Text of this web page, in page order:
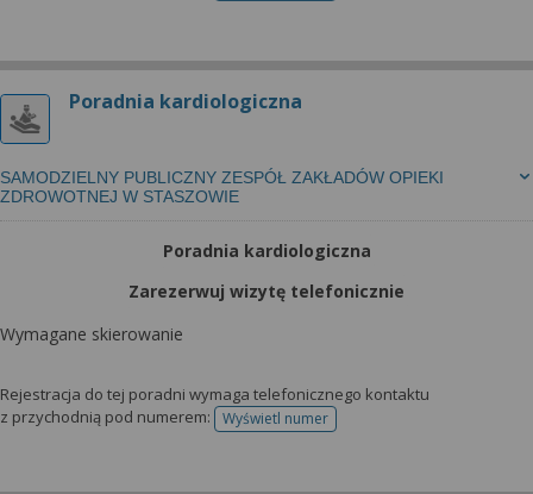
Poradnia kardiologiczna
SAMODZIELNY PUBLICZNY ZESPÓŁ ZAKŁADÓW OPIEKI
ZDROWOTNEJ W STASZOWIE
Poradnia kardiologiczna
Zarezerwuj wizytę telefonicznie
Wymagane skierowanie
Rejestracja do tej poradni wymaga telefonicznego kontaktu
z przychodnią pod numerem:
Wyświetl numertelefonu do rejestracji